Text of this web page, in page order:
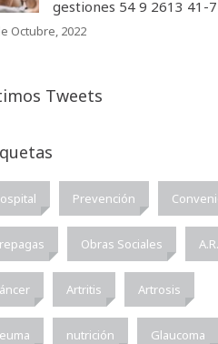
gestiones 54 9 2613 41-
Octubre, 2022
Tweets
Prevención
Obras Sociales
Artritis Artrosis
nutrición Glaucoma